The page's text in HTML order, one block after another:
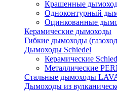
Крашенные
Одноконтурный
Оцинкованные
Керамические дымоходы
Гибкие дымоходы
Дымоходы Schiedel
Керамические
Металлические
Стальные дымоходы
Дымоходы из